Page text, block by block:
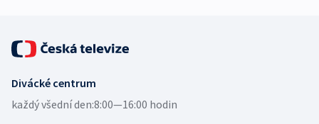
Divácké centrum
každý všední den:8:00—16:00 hodin